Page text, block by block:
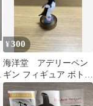
¥300
海洋堂 アデリーペン
ギン フィギュア ボトル
キャップ